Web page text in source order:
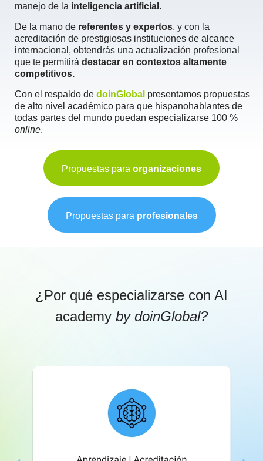
manejo de la inteligencia artificial.
De la mano de referentes y expertos, y con la
acreditación de prestigiosas instituciones de alcance
internacional, obtendrás una actualización profesional
que te permitirá destacar en contextos altamente
competitivos.
Con el respaldo de doinGlobal presentamos propuestas
de alto nivel académico para que hispanohablantes de
todas partes del mundo puedan especializarse 100 %
online.
Propuestas para organizaciones
Propuestas para profesionales
¿Por qué especializarse con AI
academy by doinGlobal?